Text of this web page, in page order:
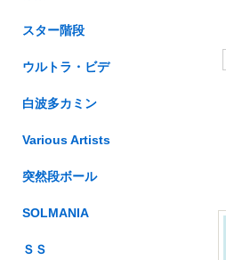
スター階段
ウルトラ・ビデ
白波多カミン
Various Artists
突然段ボール
SOLMANIA
ＳＳ